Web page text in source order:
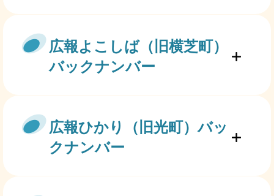
広報よこしば（旧横芝町）
バックナンバー
広報ひかり（旧光町）バッ
クナンバー